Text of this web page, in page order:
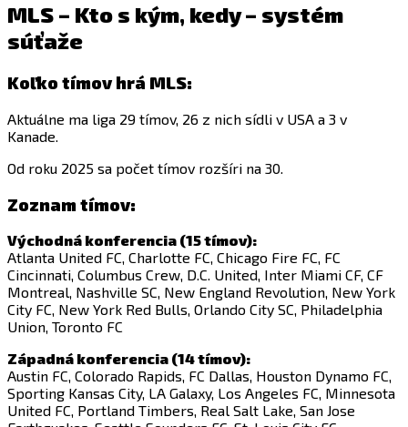
MLS – Kto s kým, kedy – systém
súťaže
Koľko tímov hrá MLS:
Aktuálne ma liga 29 tímov, 26 z nich sídli v USA a 3 v
Kanade.
Od roku 2025 sa počet tímov rozšíri na 30.
Zoznam tímov:
Východná konferencia (15 tímov):
Atlanta United FC, Charlotte FC, Chicago Fire FC, FC
Cincinnati, Columbus Crew, D.C. United, Inter Miami CF, CF
Montreal, Nashville SC, New England Revolution, New York
City FC, New York Red Bulls, Orlando City SC, Philadelphia
Union, Toronto FC
Západná konferencia (14 tímov):
Austin FC, Colorado Rapids, FC Dallas, Houston Dynamo FC,
Sporting Kansas City, LA Galaxy, Los Angeles FC, Minnesota
United FC, Portland Timbers, Real Salt Lake, San Jose